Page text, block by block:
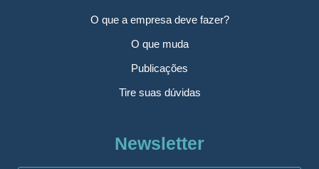
O que a empresa deve fazer?
O que muda
Publicações
Tire suas dúvidas
Newsletter